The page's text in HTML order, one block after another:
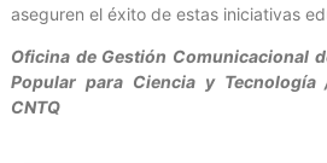
aseguren el éxito de estas iniciativas
Oficina de Gestión Comunicacional
Popular para Ciencia y
CNTQ